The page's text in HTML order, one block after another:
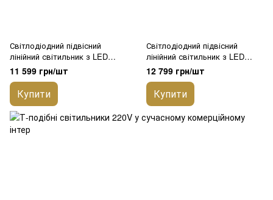
Світлодіодний підвісний
лінійний світильник з LED
профілю Т-подібний LIEL
1200х1200х40х43.6 мм 220V
Premium, арт. L154
11 599 грн/шт
Купити
Світлодіодний підвісний
лінійний світильник з LED
профілю Т-подібний LIEL
1500х1500х40х43.6 мм 220V
Premium, арт. L155
12 799 грн/шт
Купити